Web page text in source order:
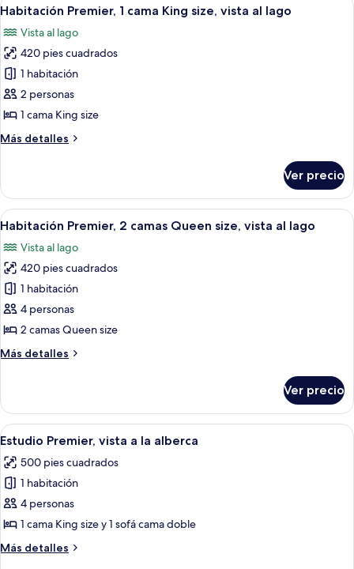
alberca
a
alberca
todas
las
fotos
de
Habitación
Premier,
cama
vista
al
5
Habitación Premier, 1 cama King size, vista al lago
Vista al lago
420 pies cuadrados
1 habitación
2 personas
1 cama King size
Más detalles
Más
Premier,
cama
size,
vista
al
lago
Ver precio
Abrir
todas
las
fotos
de
Habitación
Premier,
camas
vista
al
lago
Terraza de madera con vistas a un
6
Habitación Premier, 2 camas Queen size, vista al lago
Vista al lago
420 pies cuadrados
1 habitación
4 personas
2 camas Queen size
Más detalles
Más
Premier,
camas
size,
vista
lago
Ver precio
Abrir
todas
las
fotos
de
Estudio
Premier,
vista
Una habitación de hotel moderna
6
Estudio Premier, vista a la alberca
500 pies cuadrados
1 habitación
4 personas
1 cama King size y 1 sofá cama doble
Más detalles
Más